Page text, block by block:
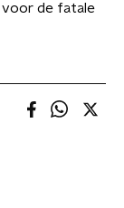
de fatale